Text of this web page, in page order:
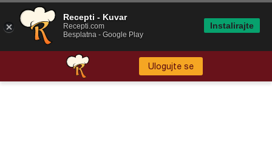
Ulogujte se
Recepti - Kuvar
Recepti.com
Besplatna - Google Play
Instalirajte